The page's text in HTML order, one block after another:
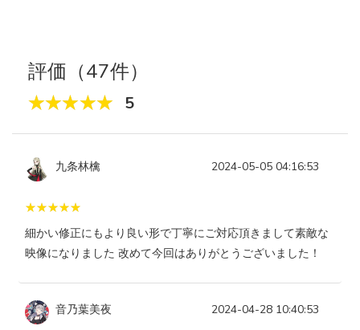
評価（47件）
5
九条林檎 2024-05-05 04:16:53
細かい修正にもより良い形で丁寧にご対応頂きまして素敵な
映像になりました 改めて今回はありがとうございました！
音乃葉美夜 2024-04-28 10:40:53